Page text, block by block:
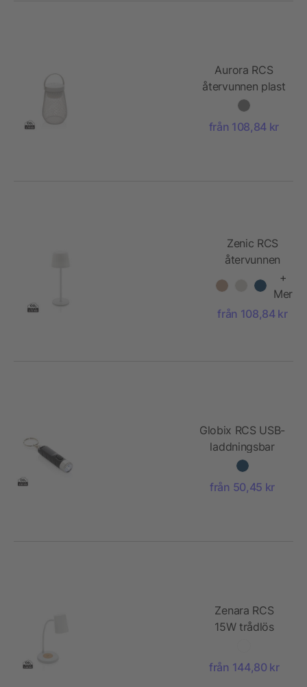
Aurora RCS
återvunnen plast
USB-
uppladdningsbar
bordslampa
från 108,84 kr
Zenic RCS
återvunnen
laddningsbar
bordslampa
+
Mer
från 108,84 kr
Globix RCS USB-
laddningsbar
nyckelringslampa
från 50,45 kr
Zenara RCS
15W trådlös
från 144,80 kr